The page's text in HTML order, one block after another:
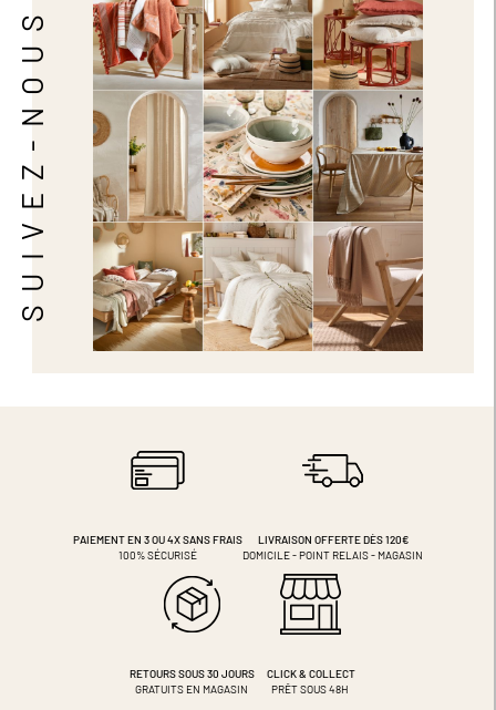
SUIVEZ-NOUS
PAIEMENT EN 3 OU 4XSANS FRAIS
100% SÉCURISÉ
LIVRAISON OFFERTE DÈS 120€
DOMICILE - POINT RELAIS - MAGASIN
RETOURS SOUS 30 JOURS
GRATUITS EN MAGASIN
CLICK & COLLECT
PRÊT SOUS 48H